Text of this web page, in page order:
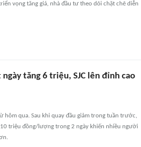
vọng tăng giá, nhà đầu tư theo dõi chặt chẽ diễn
tăng 6 triệu, SJC lên đỉnh cao
hôm qua. Sau khi quay đầu giảm trong tuần trước,
triệu đồng/lượng trong 2 ngày khiến nhiều người